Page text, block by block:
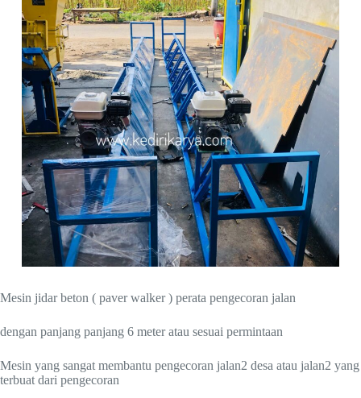
Mesin jidar beton ( paver walker ) perata pengecoran jalan
dengan panjang panjang 6 meter atau sesuai permintaan
Mesin yang sangat membantu pengecoran jalan2 desa atau jalan2 yang
terbuat dari pengecoran